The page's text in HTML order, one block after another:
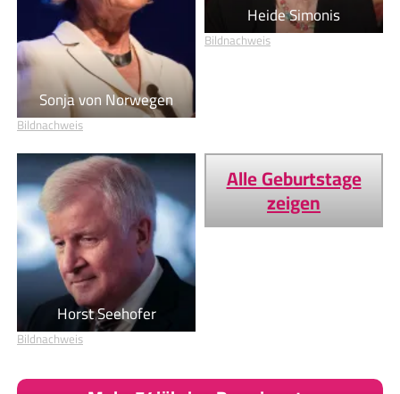
Sonja von Norwegen
Bildnachweis
Heide Simonis
Bildnachweis
Horst Seehofer
Bildnachweis
Alle Geburtstage
zeigen